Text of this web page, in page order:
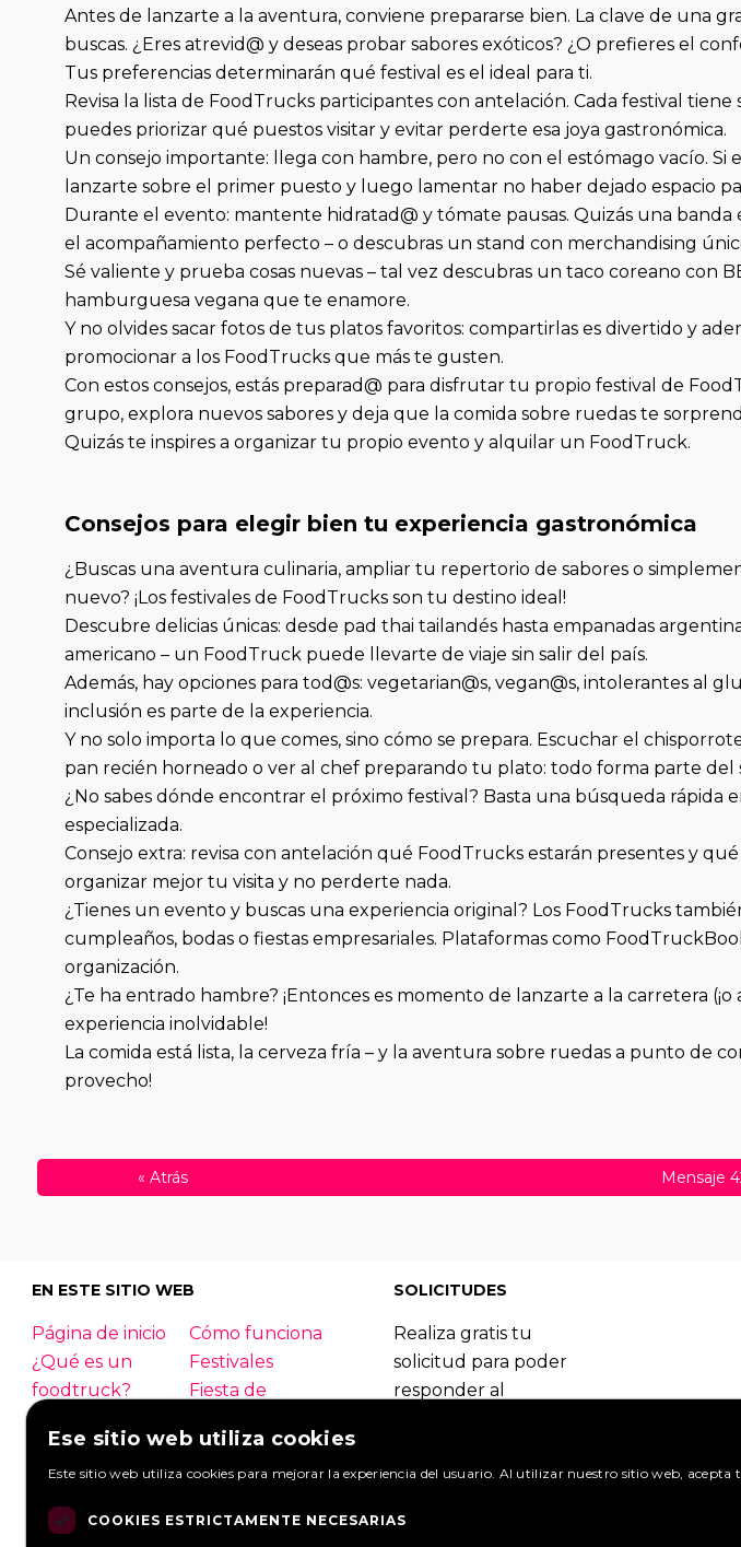
Antes de lanzarte a la aventura, conviene prepararse bien. La clave de una
buscas. ¿Eres atrevid@ y deseas probar sabores exóticos? ¿O prefieres el
Tus preferencias determinarán qué festival es el ideal para ti.
Revisa la lista de FoodTrucks participantes con antelación. Cada festival tiene
puedes priorizar qué puestos visitar y evitar perderte esa joya gastronómica.
Un consejo importante: llega con hambre, pero no con el estómago vacío. Si
lanzarte sobre el primer puesto y luego lamentar no haber dejado espacio
Durante el evento: mantente hidratad@ y tómate pausas. Quizás una banda
el acompañamiento perfecto – o descubras un stand con merchandising
Sé valiente y prueba cosas nuevas – tal vez descubras un taco coreano con
hamburguesa vegana que te enamore.
Y no olvides sacar fotos de tus platos favoritos: compartirlas es divertido y
promocionar a los FoodTrucks que más te gusten.
Con estos consejos, estás preparad@ para disfrutar tu propio festival de
grupo, explora nuevos sabores y deja que la comida sobre ruedas te
Quizás te inspires a organizar tu propio evento y alquilar un FoodTruck.
Consejos para elegir bien tu experiencia gastronómica
¿Buscas una aventura culinaria, ampliar tu repertorio de sabores o
nuevo? ¡Los festivales de FoodTrucks son tu destino ideal!
Descubre delicias únicas: desde pad thai tailandés hasta empanadas
americano – un FoodTruck puede llevarte de viaje sin salir del país.
Además, hay opciones para tod@s: vegetarian@s, vegan@s, intolerantes al
inclusión es parte de la experiencia.
Y no solo importa lo que comes, sino cómo se prepara. Escuchar el
pan recién horneado o ver al chef preparando tu plato: todo forma parte del
¿No sabes dónde encontrar el próximo festival? Basta una búsqueda rápida
especializada.
Consejo extra: revisa con antelación qué FoodTrucks estarán presentes y
organizar mejor tu visita y no perderte nada.
¿Tienes un evento y buscas una experiencia original? Los FoodTrucks
cumpleaños, bodas o fiestas empresariales. Plataformas como
organización.
¿Te ha entrado hambre? ¡Entonces es momento de lanzarte a la carretera (¡o
experiencia inolvidable!
La comida está lista, la cerveza fría – y la aventura sobre ruedas a punto de
provecho!
« Atrás Mensaje
EN ESTE SITIO WEB
Página de inicio
Cómo funciona
¿Qué es un
foodtruck?
Festivales
Fiesta de
Boda
Contacto
Inicio de sesión
Información
PREGUNTAS
SOLICITUDES
Realiza gratis tu
solicitud para poder
responder al
Hacer una solicitud »
Ese sitio web utiliza cookies
Este sitio web utiliza cookies para mejorar la experiencia del usuario. Al utilizar nuestro sitio web, acepta
COOKIES ESTRICTAMENTE NECESARIAS